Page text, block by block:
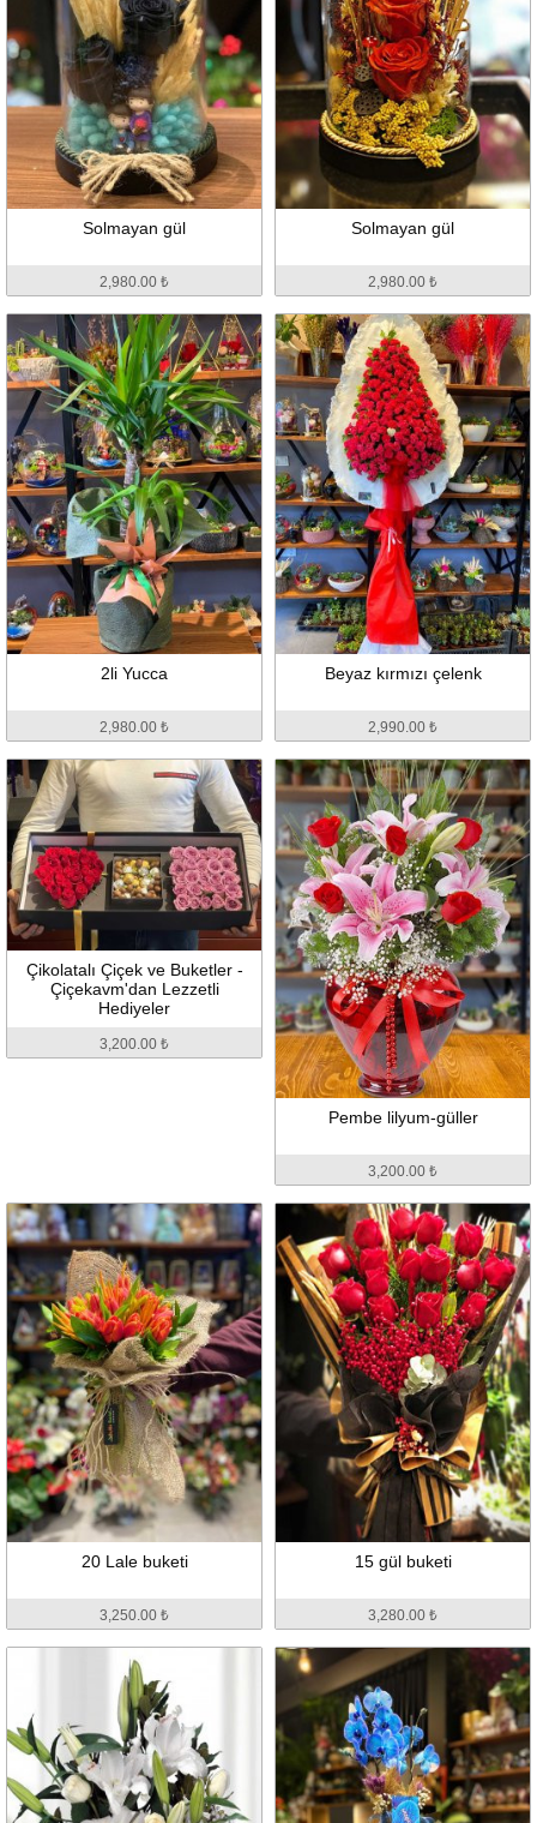
Solmayan gül
2,980.00 ₺
Solmayan gül
2,980.00 ₺
2li Yucca
2,980.00 ₺
Beyaz kırmızı çelenk
2,990.00 ₺
Çikolatalı Çiçek ve Buketler -
Çiçekavm'dan Lezzetli
Hediyeler
3,200.00 ₺
Pembe lilyum-güller
3,200.00 ₺
20 Lale buketi
3,250.00 ₺
15 gül buketi
3,280.00 ₺